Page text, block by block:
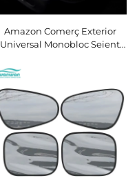
Amazon Comerç Exterior
Universal Monobloc Seient
Pelle Joc de Tres Sense